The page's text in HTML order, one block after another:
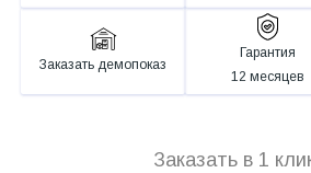
Заказать демопоказ
Гарантия
12 месяцев
Заказать в 1